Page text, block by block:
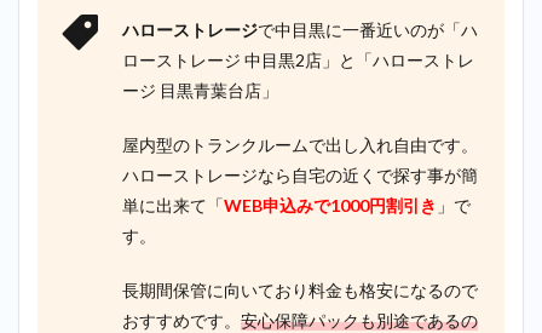
7位：
宅ト
ラ＿
2.8
8位：
AZUKEL（ア
ズケル）＿
中目黒
9位：
スペ
ース
ハローストレージで中目黒に一番近いのが「ハ
ローストレージ 中目黒2店」と「ハローストレ
ージ 目黒青葉台店」
屋内型のトランクルームで出し入れ自由です。
ハローストレージなら自宅の近くで探す事が簡
単に出来て「WEB申込みで1000円割引き 」で
す。
長期間保管に向いており料金も格安になるので
おすすめです。 安心保障パックも別途であるの